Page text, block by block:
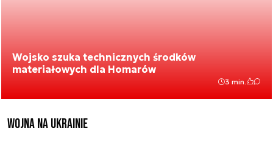
Wojsko szuka technicznych środków
materiałowych dla Homarów
3 min.
Wojna na Ukrainie